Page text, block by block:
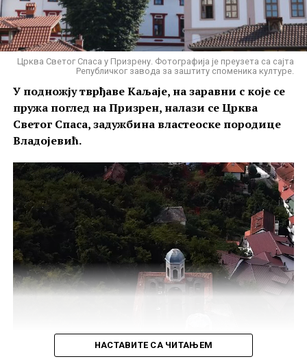
Црква Светог Спаса у Призрену. Фотографија је преузета са сајта
Републичког завода за заштиту споменика културе.
У подножју тврђаве Каљаје, на заравни с које се
пружа поглед на Призрен, налази се Црква
Светог Спаса, задужбина властеоске породице
Владојевић.
НАСТАВИТЕ СА ЧИТАЊЕМ